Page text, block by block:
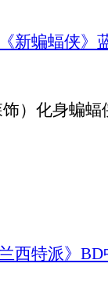
新蝙蝠侠》
）化身蝙
西特派》BD